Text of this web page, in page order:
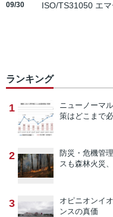
09/30 ISO/TS31050 エ
ランキング
1 ニューノーマ
策はどこまで
2 防災・危機管
スも森林火災
3 オピニオンイ
ンスの真価